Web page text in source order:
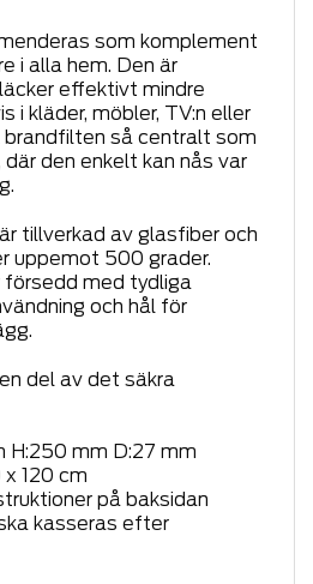
som komplement
i alla hem. Den är
effektivt mindre
i kläder, möbler, TV:n eller
brandfilten så centralt som
den enkelt kan nås var
tillverkad av glasfiber och
uppemot 500 grader.
försedd med tydliga
och hål för
del av det säkra
H:250 mm D:27 mm
120 cm
på baksidan
kasseras efter